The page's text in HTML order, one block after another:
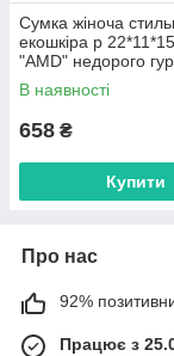
Сумка жіноча
екошкіра р
"AMD" недорого
прямого
В наявності
658 ₴
Купити
Про нас
92%
Працює з